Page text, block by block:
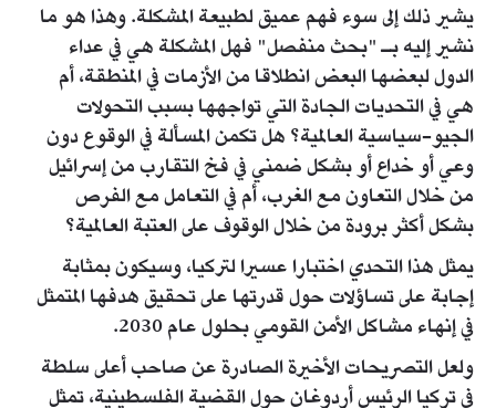
يشير ذلك إلى سوء فهم عميق لطبيعة المشكلة. وهذا هو ما
نشير إليه بـ "بحث منفصل" فهل المشكلة هي في عداء
الدول لبعضها البعض انطلاقا من الأزمات في المنطقة، أم
هي في التحديات الجادة التي تواجهها بسبب التحولات
الجيو-سياسية العالمية؟ هل تكمن المسألة في الوقوع دون
وعي أو خداع أو بشكل ضمني في فخ التقارب من إسرائيل
من خلال التعاون مع الغرب، أم في التعامل مع الفرص
بشكل أكثر برودة من خلال الوقوف على العتبة العالمية؟
يمثل هذا التحدي اختبارا عسيرا لتركيا، وسيكون بمثابة
إجابة على تساؤلات حول قدرتها على تحقيق هدفها المتمثل
في إنهاء مشاكل الأمن القومي بحلول عام 2030.
ولعل التصريحات الأخيرة الصادرة عن صاحب أعلى سلطة
في تركيا الرئيس أردوغان حول القضية الفلسطينية، تمثل